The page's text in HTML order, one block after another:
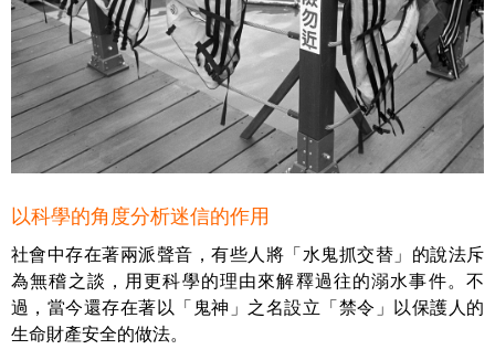
以科學的角度分析迷信的作用
社會中存在著兩派聲音，有些人將「水鬼抓交替」的說法斥
為無稽之談，用更科學的理由來解釋過往的溺水事件。不
過，當今還存在著以「鬼神」之名設立「禁令」以保護人的
生命財產安全的做法。